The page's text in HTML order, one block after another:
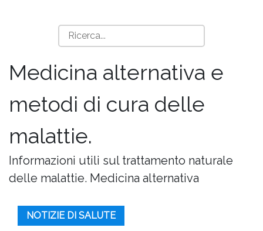
Medicina alternativa e
metodi di cura delle
malattie.
Informazioni utili sul trattamento naturale
delle malattie. Medicina alternativa
NOTIZIE DI SALUTE